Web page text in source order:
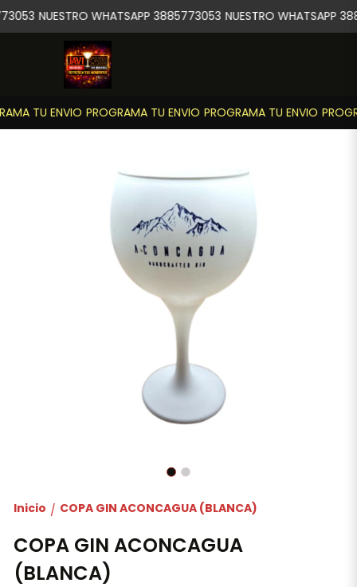
TU ENVIO PROGRAMA TU ENVIO PROGRAMA TU ENVIO
NUESTRO WHATSAPP 3885773053 NUESTRO WHATSAPP
Inicio / COPA GIN ACONCAGUA (BLANCA)
COPA GIN ACONCAGUA
(BLANCA)